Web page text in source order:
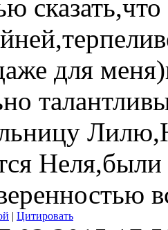
для
| Цитировать